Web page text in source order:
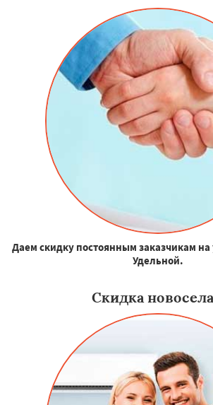
Даем скидку постоянным заказчикам на
Удельной.
Скидка